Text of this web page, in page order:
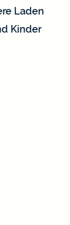
Laden
Kinder